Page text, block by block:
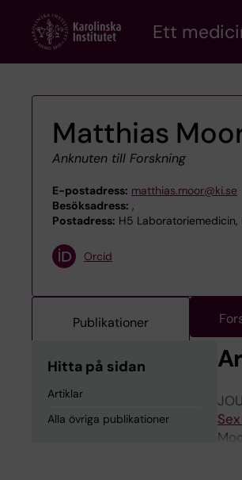
content
Ett
Matthias
Anknuten till Forskning
E-postadress: matthias.moor@ki.se
Besöksadress: ,
Postadress: H5 Laboratoriemedicin,
Orcid
Publikationer
Hitta på sidan
Artiklar
Alla övriga publikationer